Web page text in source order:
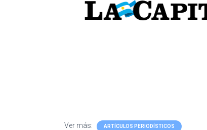
Ver más: ARTÍCULOS PERIODÍSTICOS